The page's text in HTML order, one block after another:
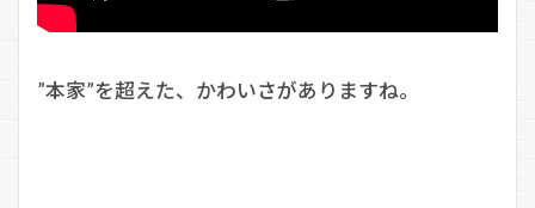
”本家”を超えた、かわいさがありますね。